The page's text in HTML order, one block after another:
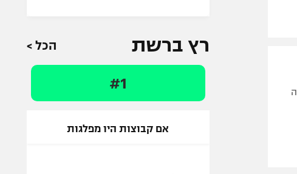
רץ ברשת הכל >
#1
אם קבוצות היו מפלגות